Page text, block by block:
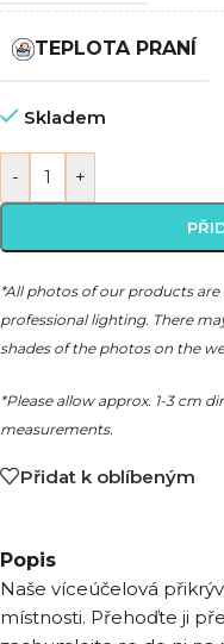
TEPLOTA PRANÍ
Skladem
- +
*All photos of our products
professional lighting. There
shades of the photos on the
*Please allow approx. 1-3 cm
measurements.
Přidat k oblíbeným
Popis
Naše víceúčelová
místnosti. Přehoďte ji